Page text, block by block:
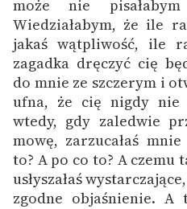
Kontakt
O projekcie
Zespół
Zasady wykorzystania
Wolnych Lektur
Logotypy
może nie
Wiedziałabym, że ile
jakaś wątpliwość, ile
zagadka dręczyć cię
do mnie ze szczerym i
ufna, że cię nigdy nie
wtedy, gdy zaledwie
mowę, zarzucałaś
to? A po co to? A czemu
usłyszałaś
zgodne objaśnienie.